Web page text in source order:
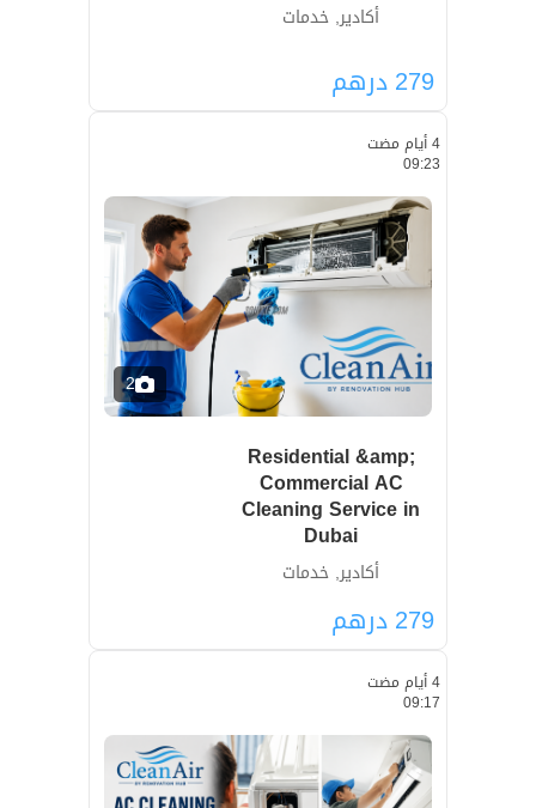
أكادير, خدمات
279درهم
4 أيام مضت
09:23
2
Residential &amp;
Commercial AC
Cleaning Service in
Dubai
أكادير, خدمات
279درهم
4 أيام مضت
09:17